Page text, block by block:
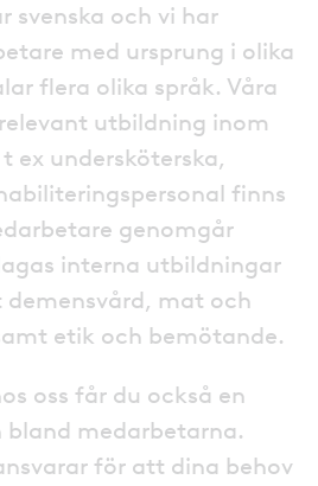
svenska och vi har
med ursprung i olika
flera olika språk. Våra
utbildning inom
ex undersköterska,
finns
genomgår
interna utbildningar
mat och
etik och bemötande.
oss får du också en
medarbetarna.
för att dina behov